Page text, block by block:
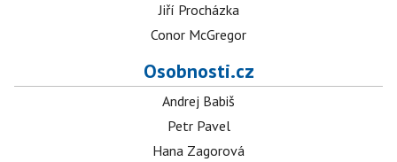
Jiří Procházka
Conor McGregor
Osobnosti.cz
Andrej Babiš
Petr Pavel
Hana Zagorová